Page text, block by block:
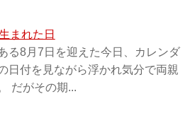
まれた日
る8月7日を迎えた今日、カレンダ
日付を見ながら浮かれ気分で両親
だがその期...